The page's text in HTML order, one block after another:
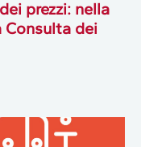
prezzi: nella
Consulta dei